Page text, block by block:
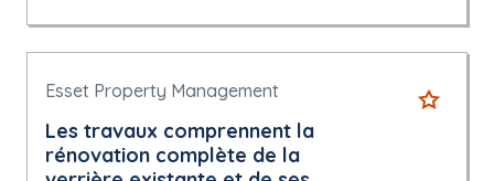
Esset Property Management
Les travaux comprennent la
rénovation complète de la